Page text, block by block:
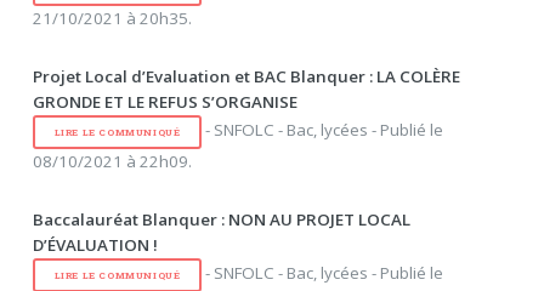
21/10/2021 à 20h35.
Projet Local d’Evaluation et BAC Blanquer : LA COLÈRE
GRONDE ET LE REFUS S’ORGANISE
LIRE LE COMMUNIQUÉ
- SNFOLC - Bac, lycées - Publié le
08/10/2021 à 22h09.
Baccalauréat Blanquer : NON AU PROJET LOCAL
D’ÉVALUATION !
LIRE LE COMMUNIQUÉ
- SNFOLC - Bac, lycées - Publié le